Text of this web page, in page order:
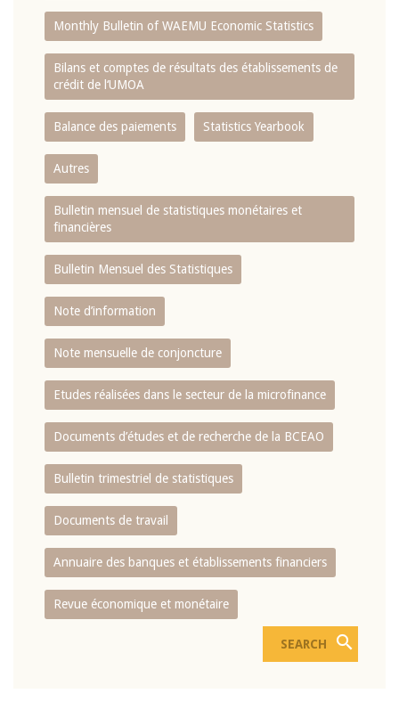
Monthly Bulletin of WAEMU Economic Statistics
Bilans et comptes de résultats des établissements de
crédit de l‘UMOA
Balance des paiements Statistics Yearbook
Autres
Bulletin mensuel de statistiques monétaires et
financières
Bulletin Mensuel des Statistiques
Note d’information
Note mensuelle de conjoncture
Etudes réalisées dans le secteur de la microfinance
Documents d’études et de recherche de la BCEAO
Bulletin trimestriel de statistiques
Documents de travail
Annuaire des banques et établissements financiers
Revue économique et monétaire